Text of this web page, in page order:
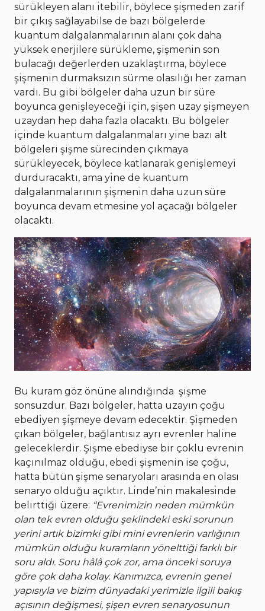
sürükleyen alanı itebilir, böylece şişmeden zarif
bir çıkış sağlayabilse de bazı bölgelerde
kuantum dalgalanmalarının alanı çok daha
yüksek enerjilere sürükleme, şişmenin son
bulacağı değerlerden uzaklaştırma, böylece
şişmenin durmaksızın sürme olasılığı her zaman
vardı. Bu gibi bölgeler daha uzun bir süre
boyunca genişleyeceği için, şişen uzay şişmeyen
uzaydan hep daha fazla olacaktı. Bu bölgeler
içinde kuantum dalgalanmaları yine bazı alt
bölgeleri şişme sürecinden çıkmaya
sürükleyecek, böylece katlanarak genişlemeyi
durduracaktı, ama yine de kuantum
dalgalanmalarının şişmenin daha uzun süre
boyunca devam etmesine yol açacağı bölgeler
olacaktı.
Bu kuram göz önüne alındığında şişme
sonsuzdur. Bazı bölgeler, hatta uzayın çoğu
ebediyen şişmeye devam edecektir. Şişmeden
çıkan bölgeler, bağlantısız ayrı evrenler haline
geleceklerdir. Şişme ebediyse bir çoklu evrenin
kaçınılmaz olduğu, ebedi şişmenin ise çoğu,
hatta bütün şişme senaryoları arasında en olası
senaryo olduğu açıktır. Linde’nin makalesinde
belirttiği üzere: “Evrenimizin neden mümkün
olan tek evren olduğu şeklindeki eski sorunun
yerini artık bizimki gibi mini evrenlerin varlığının
mümkün olduğu kuramların yönelttiği farklı bir
soru aldı. Soru hâlâ çok zor, ama önceki soruya
göre çok daha kolay. Kanımızca, evrenin genel
yapısıyla ve bizim dünyadaki yerimizle ilgili bakış
açısının değişmesi, şişen evren senaryosunun